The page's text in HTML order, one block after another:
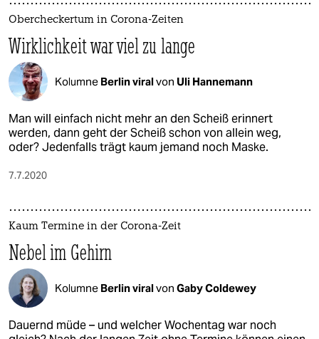
Obercheckertum in Corona-Zeiten
Wirklichkeit war viel zu lange
Kolumne Berlin viralvon Uli Hannemann
Man will einfach nicht mehr an den Scheiß erinnert
werden, dann geht der Scheiß schon von allein weg,
oder? Jedenfalls trägt kaum jemand noch Maske.
7.7.2020
Kaum Termine in der Corona-Zeit
Nebel im Gehirn
Kolumne Berlin viralvon Gaby Coldewey
Dauernd müde – und welcher Wochentag war noch